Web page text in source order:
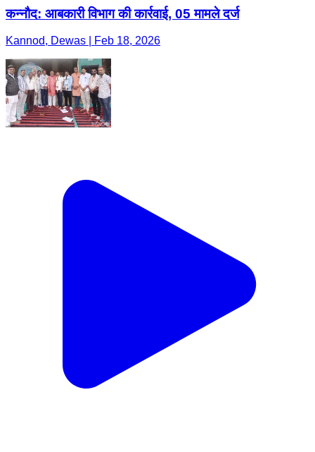
कन्नौद: आबकारी विभाग की कार्रवाई, 05 मामले दर्ज
Kannod, Dewas | Feb 18, 2026